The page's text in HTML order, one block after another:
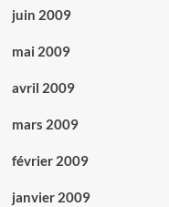
juin 2009
mai 2009
avril 2009
mars 2009
février 2009
janvier 2009